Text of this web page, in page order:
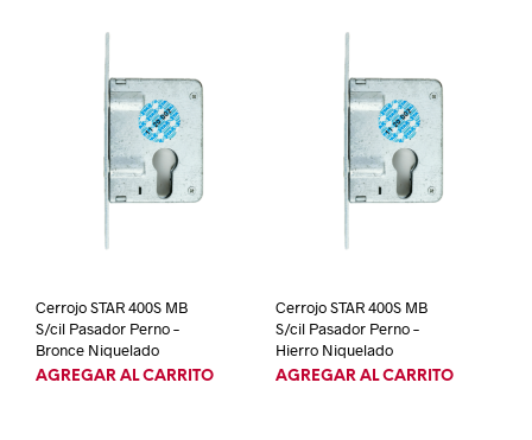
Cerrojo STAR 400S MB
S/cil Pasador Perno –
Bronce Niquelado
AGREGAR AL CARRITO
Cerrojo STAR 400S MB
S/cil Pasador Perno –
Hierro Niquelado
AGREGAR AL CARRITO